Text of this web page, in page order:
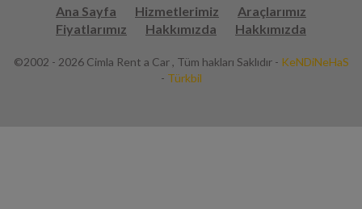
Fiyatlarımız
Hakkımızda Hakkımızda
©2002 - 2026 Cimla Rent a Car , Tüm hakları Saklıdır -KeNDiNeHaS